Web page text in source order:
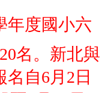
年度國小六
名。新北與
名自6月2日